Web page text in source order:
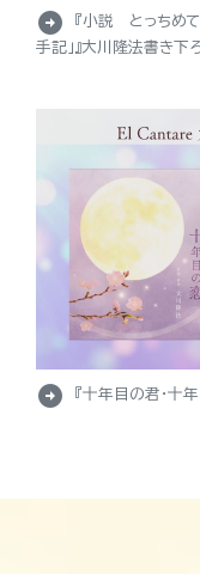
arrow_circle_right
『小説 とっちめて
手記」』大川隆法書き下
arrow_circle_right 『十年目の君・十年